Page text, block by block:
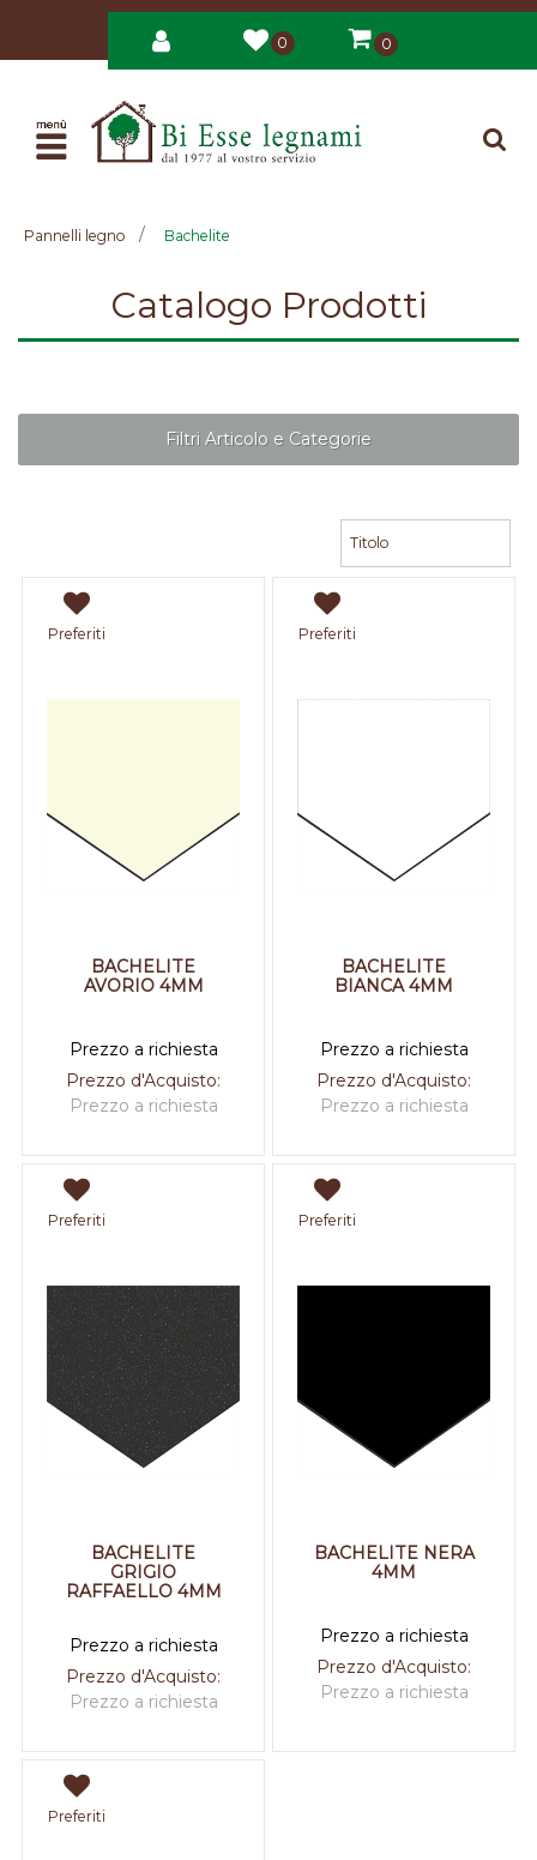
0 0
Open
Pannelli legno Bachelite
Catalogo Prodotti
Filtri Articolo e Categorie
Preferiti
BACHELITE
AVORIO 4MM
Prezzo a richiesta
Prezzo d'Acquisto:
Prezzo a richiesta
Preferiti
BACHELITE
BIANCA 4MM
Prezzo a richiesta
Prezzo d'Acquisto:
Prezzo a richiesta
Preferiti
BACHELITE
GRIGIO
RAFFAELLO 4MM
Prezzo a richiesta
Prezzo d'Acquisto:
Prezzo a richiesta
Preferiti
BACHELITE NERA
4MM
Prezzo a richiesta
Prezzo d'Acquisto:
Prezzo a richiesta
Preferiti